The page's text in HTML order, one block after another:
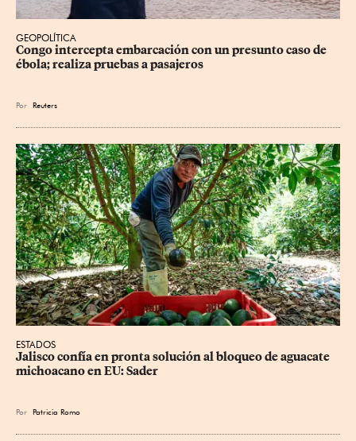
GEOPOLÍTICA
Congo intercepta embarcación con un presunto caso de
ébola; realiza pruebas a pasajeros
Por Reuters
ESTADOS
Jalisco confía en pronta solución al bloqueo de aguacate
michoacano en EU: Sader
Por Patricia Romo